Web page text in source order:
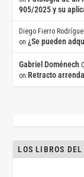
905/2025 y su
Diego Fierro
on¿Se pueden
Gabriel Doménech
on Retracto
LOS LIBROS